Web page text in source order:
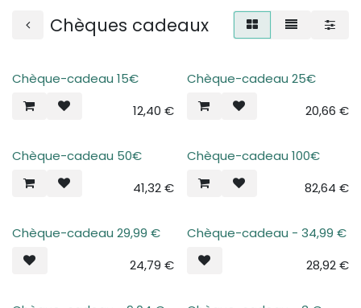
Chèques cadeaux
Chèque-cadeau 15€
12,40 €
Chèque-cadeau 25€
20,66 €
Chèque-cadeau 50€
41,32€
Chèque-cadeau 100€
82,64 €
Plus de stock
Chèque-cadeau 29,99 €
24,79 € Plus de stock
Chèque-cadeau - 34,99 €
28,92€